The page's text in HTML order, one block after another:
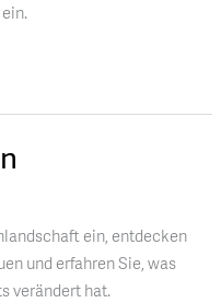
ein, entdecken
und erfahren Sie, was
verändert hat.